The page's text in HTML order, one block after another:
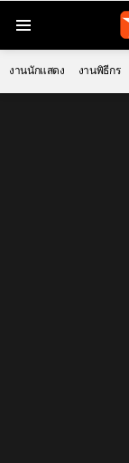
งานนักแสดง งานพิธีกร